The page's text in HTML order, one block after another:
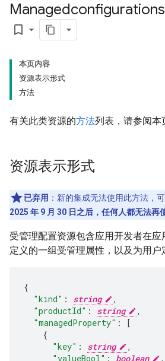
bookmark_border
本页内容
资源表示形式
方法
有关此类资源的方法列表，请参阅本
资源表示形式
已弃用 ：新的集成无法使用此方法，
2025 年 9 月 30 日之后，任何人都无法再
受管理配置资源包含应用开发者在应
定义的一组受管理属性，以及为用户
"kind" : string
,
"productId" : string
,
"managedProperty" :
[
"key" : string
,
"valueBool" : boolean
,